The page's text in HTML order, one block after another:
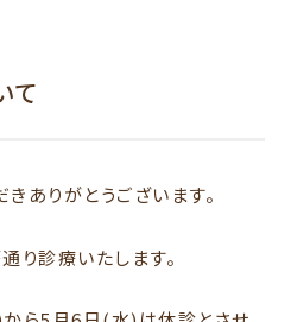
て
ありがとうございます。
り診療いたします。